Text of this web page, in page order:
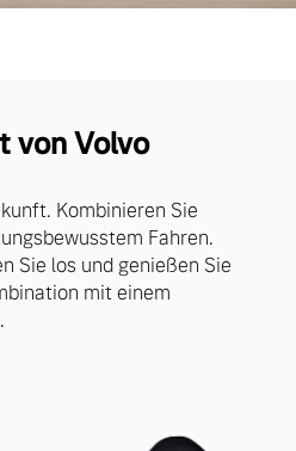
von Volvo
Kombinieren Sie
Fahren.
Sie los und genießen Sie
mit einem